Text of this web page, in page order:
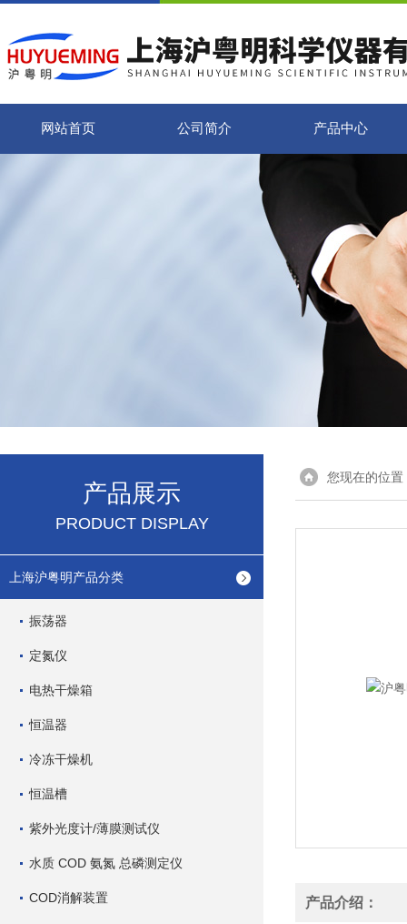
网站首页 公司简介 产品中心
产品展示
PRODUCT DISPLAY
上海沪粤明产品分类
振荡器
定氮仪
电热干燥箱
恒温器
冷冻干燥机
恒温槽
紫外光度计/薄膜测试仪
水质 COD 氨氮 总磷测定仪
COD消解装置
您现在的位置
产品介绍：